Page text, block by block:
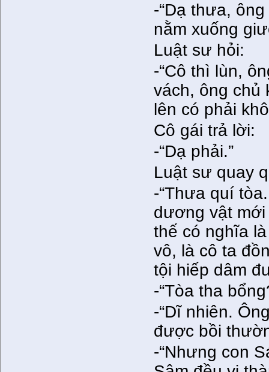
-“Dạ thưa,
nằm xuống
Luật sư hỏi:
-“Cô thì lùn,
vách, ông chủ
lên có phải
Cô gái trả lời:
-“Dạ phải.”
Luật sư quay
-“Thưa quí
dương vật
thế có nghĩa
vô, là cô ta
tội hiếp dâm
-“Tòa tha
-“Dĩ nhiên.
được bồi
-“Nhưng con